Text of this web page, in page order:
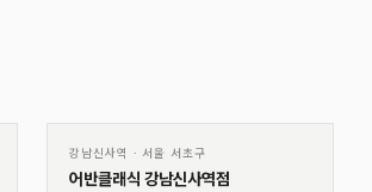
01
강남신사역 · 서울 서초구
어반클래식 강남신사역점